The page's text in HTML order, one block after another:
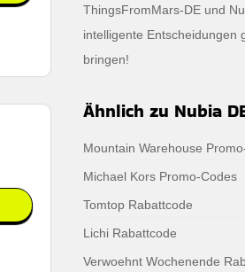
ThingsFromMars-DE und
intelligente Entscheidungen
bringen!
Ähnlich zu Nubia
Mountain Warehouse
Michael Kors Promo-Codes
Tomtop Rabattcode
Lichi Rabattcode
Verwoehnt Wochenende